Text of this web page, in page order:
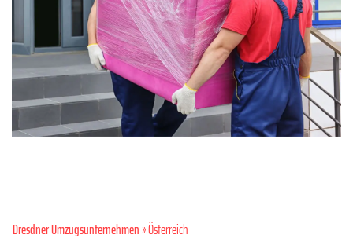
Dresdner Umzugsunternehmen» Österreich